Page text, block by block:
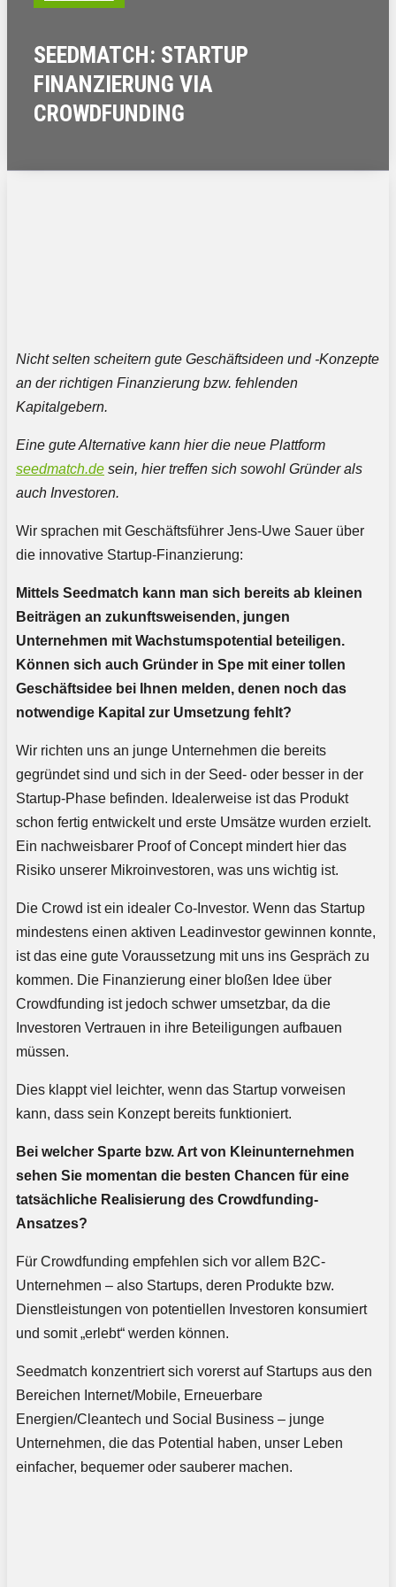
SEEDMATCH: STARTUP
FINANZIERUNG VIA
CROWDFUNDING
Nicht selten scheitern gute Geschäftsideen und -Konzepte
an der richtigen Finanzierung bzw. fehlenden
Kapitalgebern.
Eine gute Alternative kann hier die neue Plattform
seedmatch.de sein, hier treffen sich sowohl Gründer als
auch Investoren.
Wir sprachen mit Geschäftsführer Jens-Uwe Sauer über
die innovative Startup-Finanzierung:
Mittels Seedmatch kann man sich bereits ab kleinen
Beiträgen an zukunftsweisenden, jungen
Unternehmen mit Wachstumspotential beteiligen.
Können sich auch Gründer in Spe mit einer tollen
Geschäftsidee bei Ihnen melden, denen noch das
notwendige Kapital zur Umsetzung fehlt?
Wir richten uns an junge Unternehmen die bereits
gegründet sind und sich in der Seed- oder besser in der
Startup-Phase befinden. Idealerweise ist das Produkt
schon fertig entwickelt und erste Umsätze wurden erzielt.
Ein nachweisbarer Proof of Concept mindert hier das
Risiko unserer Mikroinvestoren, was uns wichtig ist.
Die Crowd ist ein idealer Co-Investor. Wenn das Startup
mindestens einen aktiven Leadinvestor gewinnen konnte,
ist das eine gute Voraussetzung mit uns ins Gespräch zu
kommen. Die Finanzierung einer bloßen Idee über
Crowdfunding ist jedoch schwer umsetzbar, da die
Investoren Vertrauen in ihre Beteiligungen aufbauen
müssen.
Dies klappt viel leichter, wenn das Startup vorweisen
kann, dass sein Konzept bereits funktioniert.
Bei welcher Sparte bzw. Art von Kleinunternehmen
sehen Sie momentan die besten Chancen für eine
tatsächliche Realisierung des Crowdfunding-
Ansatzes?
Für Crowdfunding empfehlen sich vor allem B2C-
Unternehmen – also Startups, deren Produkte bzw.
Dienstleistungen von potentiellen Investoren konsumiert
und somit „erlebt“ werden können.
Seedmatch konzentriert sich vorerst auf Startups aus den
Bereichen Internet/Mobile, Erneuerbare
Energien/Cleantech und Social Business – junge
Unternehmen, die das Potential haben, unser Leben
einfacher, bequemer oder sauberer machen.